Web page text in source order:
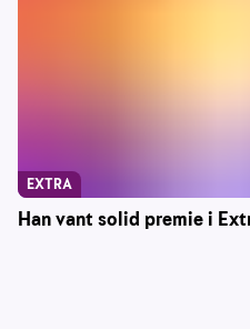
Han vant solid premie i
EXTRA